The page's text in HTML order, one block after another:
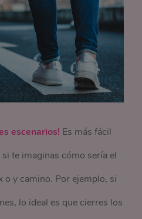
escenarios! Es más fácil
te imaginas cómo sería el
o y camino. Por ejemplo, si
lo ideal es que cierres los